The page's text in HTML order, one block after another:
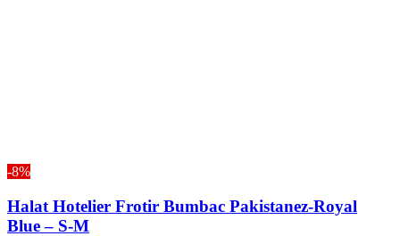
-8%
Halat Hotelier Frotir Bumbac Pakistanez-Royal
Blue – S-M